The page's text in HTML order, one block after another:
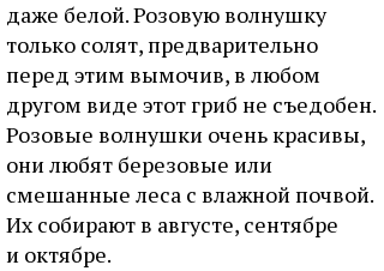
даже белой. Розовую волнушку
только солят, предварительно
перед этим вымочив, в любом
другом виде этот гриб не съедобен.
Розовые волнушки очень красивы,
они любят березовые или
смешанные леса с влажной почвой.
Их собирают в августе, сентябре
и октябре.